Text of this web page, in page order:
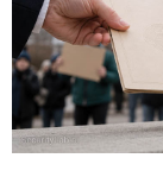
rechazos del
modelo sin
vulnerabilidades
un caso, el
usuarios y
bot de Telegram